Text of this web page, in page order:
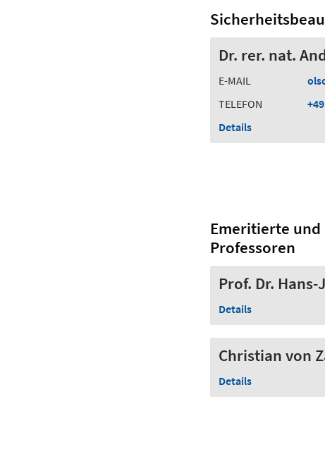
Dr. rer. nat.
E-MAIL
TELEFON
Details
Emeritierte und
Professoren
Prof. Dr.
Details
Christian von
Details